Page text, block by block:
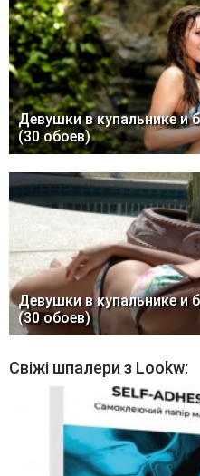
Девушки в купальнике и
(30 обоев)
Девушки в купальнике и
(30 обоев)
Свіжі шпалери з Lookw: